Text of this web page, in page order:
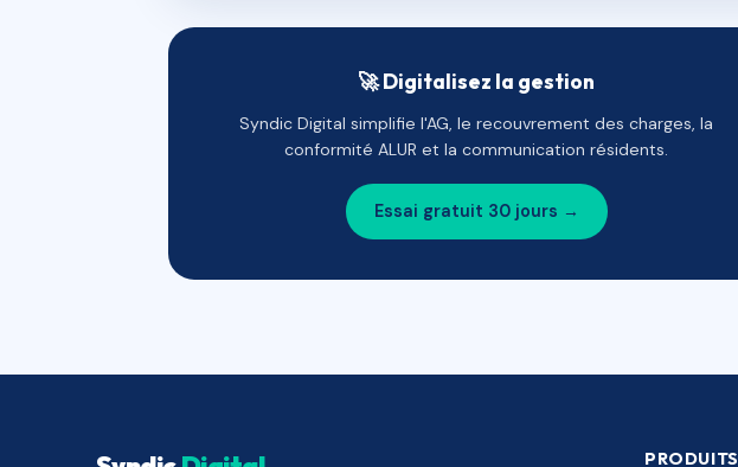
🚀 Digitalisez la gestion
Syndic Digital simplifie l'AG, le recouvrement des charges, la
conformité ALUR et la communication résidents.
Essai gratuit 30 jours →
PRODUITS